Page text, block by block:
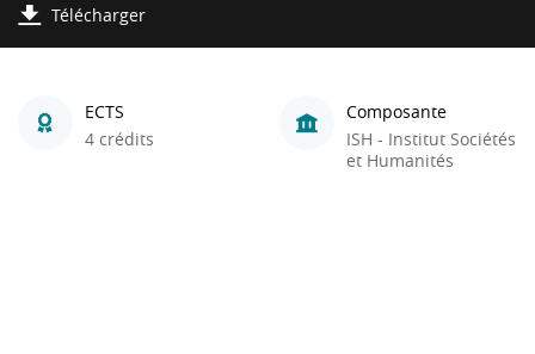
Télécharger
ECTS
4 crédits
Composante
ISH - Institut Sociétés
et Humanités